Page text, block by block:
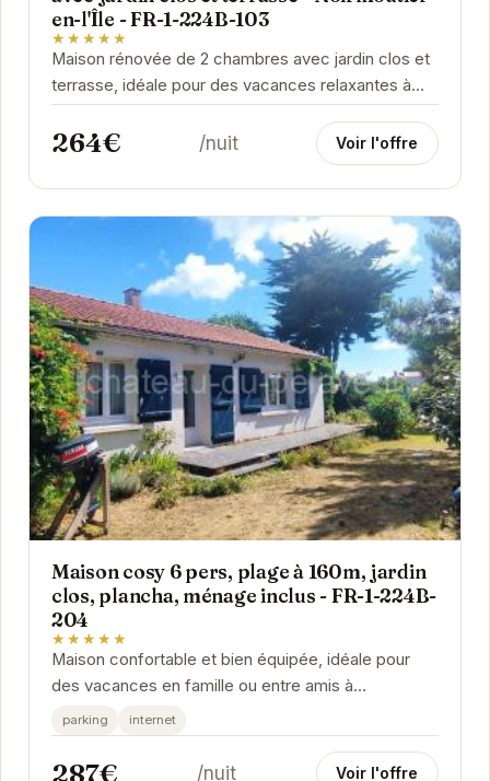
en-l'Île - FR-1-224B-103
★★★★★
Maison rénovée de 2 chambres avec jardin clos et
terrasse, idéale pour des vacances relaxantes à
Noirmoutier-en-l'Île. Proche de la plage et des...
264€ /nuit Voir l'offre
Maison cosy 6 pers, plage à 160m, jardin
clos, plancha, ménage inclus - FR-1-224B-
204
★★★★★
Maison confortable et bien équipée, idéale pour
des vacances en famille ou entre amis à
Noirmoutier-en-l'Île. Proximité de la plage, jardin...
parking internet
287€ /nuit Voir l'offre